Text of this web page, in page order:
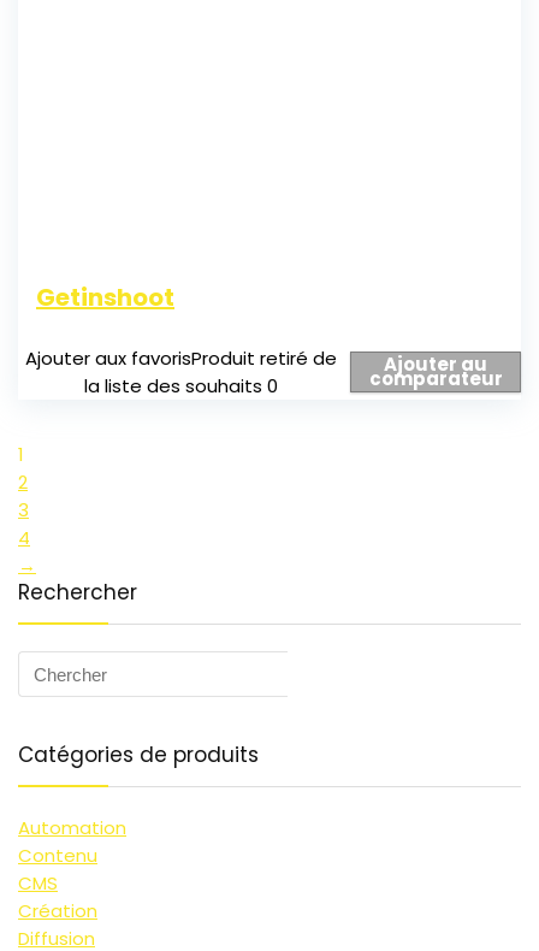
Getinshoot
Ajouter aux favorisProduit retiré de
la liste des souhaits 0
Ajouter au
comparateur
1
2
3
4
→
Rechercher
Search
for:
Catégories de produits
Automation
Contenu
CMS
Création
Diffusion